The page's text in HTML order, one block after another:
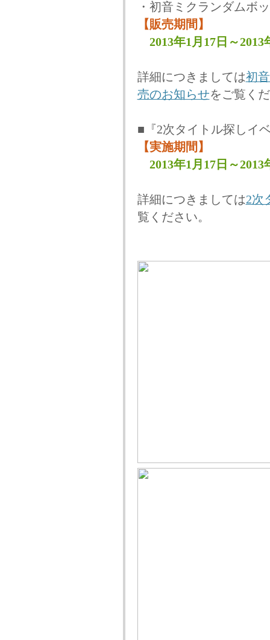
・初音ミクランダムボ
【販売期間】
2013年1月17日～
詳細につきましては初
売のお知らせをご覧く
■『2次タイトル探しイ
【実施期間】
2013年1月17日～
詳細につきましては2次
覧ください。